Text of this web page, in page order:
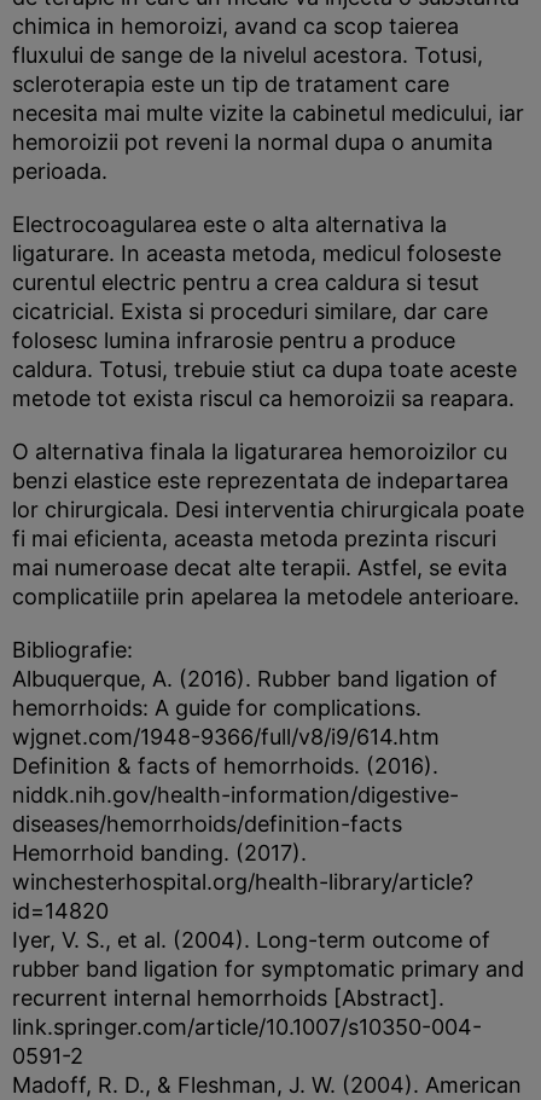
chimica in hemoroizi, avand ca scop taierea
fluxului de sange de la nivelul acestora. Totusi,
scleroterapia este un tip de tratament care
necesita mai multe vizite la cabinetul medicului, iar
hemoroizii pot reveni la normal dupa o anumita
perioada.
Electrocoagularea este o alta alternativa la
ligaturare. In aceasta metoda, medicul foloseste
curentul electric pentru a crea caldura si tesut
cicatricial. Exista si proceduri similare, dar care
folosesc lumina infrarosie pentru a produce
caldura. Totusi, trebuie stiut ca dupa toate aceste
metode tot exista riscul ca hemoroizii sa reapara.
O alternativa finala la ligaturarea hemoroizilor cu
benzi elastice este reprezentata de indepartarea
lor chirurgicala. Desi interventia chirurgicala poate
fi mai eficienta, aceasta metoda prezinta riscuri
mai numeroase decat alte terapii. Astfel, se evita
complicatiile prin apelarea la metodele anterioare.
Bibliografie:
Albuquerque, A. (2016). Rubber band ligation of
hemorrhoids: A guide for complications.
wjgnet.com/1948-9366/full/v8/i9/614.htm
Definition & facts of hemorrhoids. (2016).
niddk.nih.gov/health-information/digestive-
diseases/hemorrhoids/definition-facts
Hemorrhoid banding. (2017).
winchesterhospital.org/health-library/article?
id=14820
Iyer, V. S., et al. (2004). Long-term outcome of
rubber band ligation for symptomatic primary and
recurrent internal hemorrhoids [Abstract].
link.springer.com/article/10.1007/s10350-004-
0591-2
Madoff, R. D., & Fleshman, J. W. (2004). American